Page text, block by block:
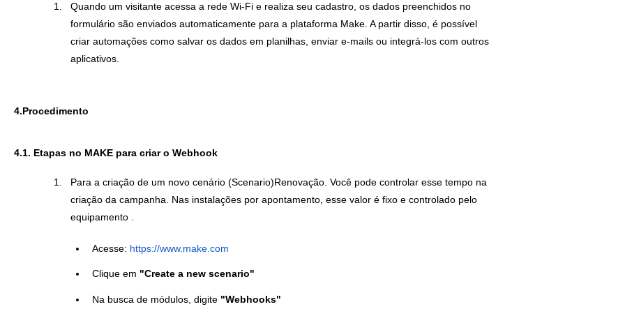
Quando um visitante acessa a rede Wi-Fi e realiza seu cadastro, os dados preenchidos no
formulário são enviados automaticamente para a plataforma Make. A partir disso, é possível
criar automações como salvar os dados em planilhas, enviar e-mails ou integrá-los com outros
aplicativos.
4.Procedimento
4.1. Etapas no MAKE para criar o Webhook
Para a criação de um novo cenário (Scenario)Renovação. Você pode controlar esse tempo na
criação da campanha. Nas instalações por apontamento, esse valor é fixo e controlado pelo
equipamento .
Acesse: https://www.make.com
Clique em "Create a new scenario"
Na busca de módulos, digite "Webhooks"